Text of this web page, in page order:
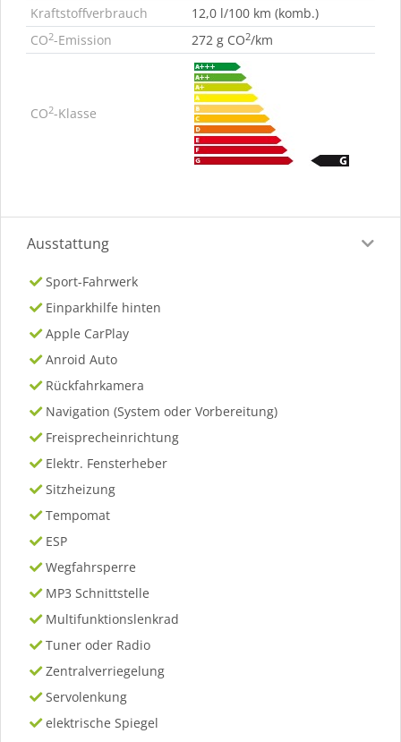
Kraftstoffverbrauch
12,0 l/100 km (komb.)
CO2-Emission 272 g CO2/km
CO2-Klasse
Ausstattung
Sport-Fahrwerk
Einparkhilfe hinten
Apple CarPlay
Anroid Auto
Rückfahrkamera
Navigation (System oder Vorbereitung)
Freisprecheinrichtung
Elektr. Fensterheber
Sitzheizung
Tempomat
ESP
Wegfahrsperre
MP3 Schnittstelle
Multifunktionslenkrad
Tuner oder Radio
Zentralverriegelung
Servolenkung
elektrische Spiegel